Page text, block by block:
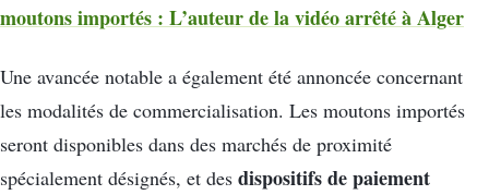
moutons importés : L’auteur de la vidéo arrêté à Alger
Une avancée notable a également été annoncée concernant
les modalités de commercialisation. Les moutons importés
seront disponibles dans des marchés de proximité
spécialement désignés, et des dispositifs de paiement